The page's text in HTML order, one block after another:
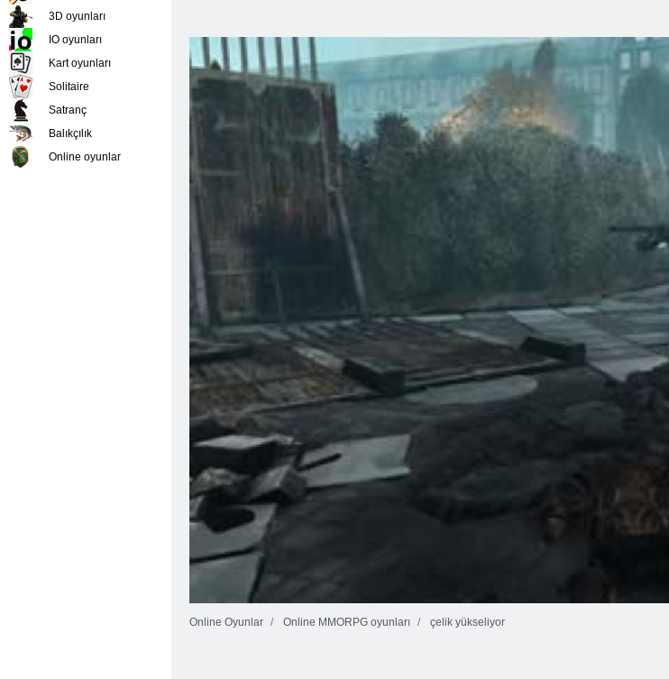
Online Oyunlar Online MMORPG oyunları çelik yükseliyor
3D oyunları
IO oyunları
Kart oyunları
Solitaire
Satranç
Balıkçılık
Online oyunlar